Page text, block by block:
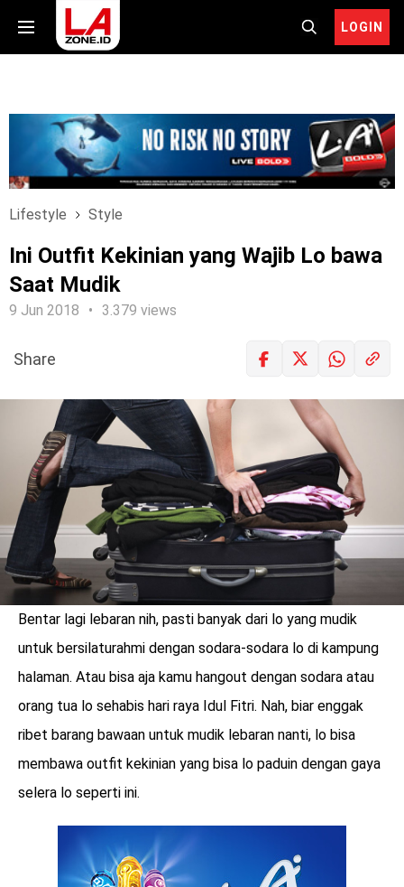
LOGIN
Lifestyle Style
Ini Outfit Kekinian yang Wajib Lo bawa
Saat Mudik
9 Jun 2018 3.379 views
menarik
LOGIN
Share
Bentar lagi lebaran nih, pasti banyak dari lo yang mudik
untuk bersilaturahmi dengan sodara-sodara lo di kampung
halaman. Atau bisa aja kamu hangout dengan sodara atau
orang tua lo sehabis hari raya Idul Fitri. Nah, biar enggak
ribet barang bawaan untuk mudik lebaran nanti, lo bisa
membawa outfit kekinian yang bisa lo paduin dengan gaya
selera lo seperti ini.